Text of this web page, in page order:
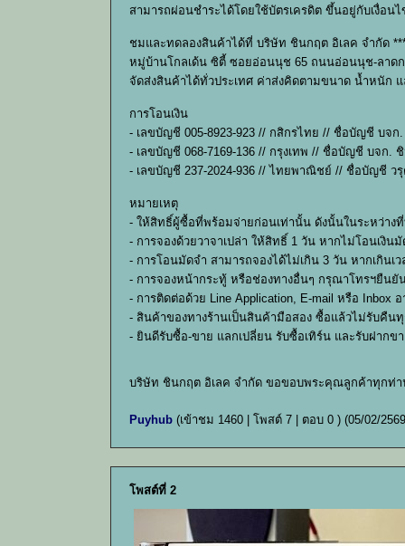
สามารถผ่อนชำระได้โดยใช้บัตรเครดิต ขึ้นอยู่กับเงื่อน
ชมและทดลองสินค้าได้ที่ บริษัท ชินกฤต อิเลค จำกัด
หมู่บ้านโกลเด้น ซิตี้ ซอยอ่อนนุช 65 ถนนอ่อนนุช-ลาดก
จัดส่งสินค้าได้ทั่วประเทศ ค่าส่งคิดตามขนาด น้ำหนัก แ
การโอนเงิน
- เลขบัญชี 005-8923-923 // กสิกรไทย // ชื่อบัญชี บจก
- เลขบัญชี 068-7169-136 // กรุงเทพ // ชื่อบัญชี บจก.
- เลขบัญชี 237-2024-936 // ไทยพาณิชย์ // ชื่อบัญชี ว
หมายเหตุ
- ให้สิทธิ์ผู้ซื้อที่พร้อมจ่ายก่อนเท่านั้น ดังนั้นในระหว่าง
- การจองด้วยวาจาเปล่า ให้สิทธิ์ 1 วัน หากไม่โอนเงิ
- การโอนมัดจำ สามารถจองได้ไม่เกิน 3 วัน หากเกินเ
- การจองหน้ากระทู้ หรือช่องทางอื่นๆ กรุณาโทรฯยืนยั
- การติดต่อด้วย Line Application, E-mail หรือ Inbox
- สินค้าของทางร้านเป็นสินค้ามือสอง ซื้อแล้วไม่รับคื
- ยินดีรับซื้อ-ขาย แลกเปลี่ยน รับซื้อเทิร์น และรับฝากข
บริษัท ชินกฤต อิเลค จำกัด ขอขอบพระคุณลูกค้าทุกท่า
Puyhub(เข้าชม 1460 | โพสต์ 7 | ตอบ 0 ) (05/02/
โพสต์ที่ 2